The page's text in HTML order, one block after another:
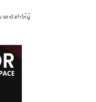
ละยังทำให้ผู้